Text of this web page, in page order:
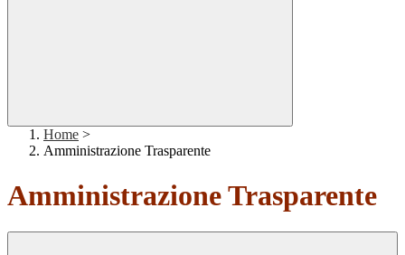
Home >
Amministrazione Trasparente
Amministrazione Trasparente